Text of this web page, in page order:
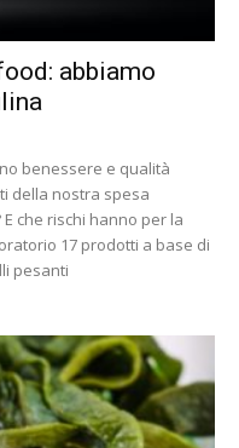
abbiamo
benessere e qualità
della nostra spesa
che rischi hanno per la
17 prodotti a base di
pesanti